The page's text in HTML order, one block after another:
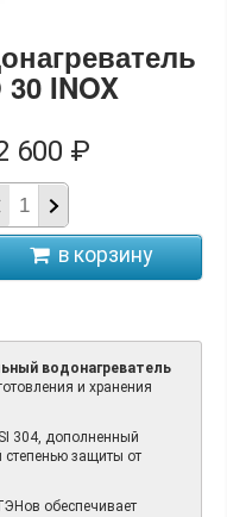
INOX
600 ₽
водонагреватель
и хранения
304, дополненный
защиты от
обеспечивает